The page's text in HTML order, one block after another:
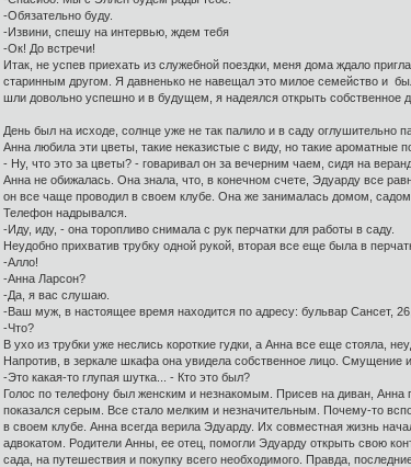
-Обязательно буду.
-Извини, спешу на интервью, ждем тебя
-Ок! До встречи!
Итак, не успев приехать из служебной поездки, меня дома ждало
старинным другом. Я давненько не навещал это милое семейство и
шли довольно успешно и в будущем, я надеялся открыть собственное
День был на исходе, солнце уже не так палило и в саду оглушительно
Анна любила эти цветы, такие неказистые с виду, но такие
- Ну, что это за цветы? - говаривал он за вечерним чаем, сидя на
Анна не обижалась. Она знала, что, в конечном счете, Эдуарду все
он все чаще проводил в своем клубе. Она же занималась домом,
Телефон надрывался.
-Иду, иду, - она торопливо снимала с рук перчатки для работы в саду.
Неудобно прихватив трубку одной рукой, вторая все еще была в
-Алло!
-Анна Ларсон?
-Да, я вас слушаю.
-Ваш муж, в настоящее время находится по адресу: бульвар Сансет,
-Что?
В ухо из трубки уже неслись короткие гудки, а Анна все еще стояла,
Напротив, в зеркале шкафа она увидела собственное лицо. Смущение
-Это какая-то глупая шутка... - Кто это был?
Голос по телефону был женским и незнакомым. Присев на диван, Анна
показался серым. Все стало мелким и незначительным. Почему-то
в своем клубе. Анна всегда верила Эдуарду. Их совместная жизнь
адвокатом. Родители Анны, ее отец, помогли Эдуарду открыть свою
сада, на путешествия и покупку всего необходимого. Правда,